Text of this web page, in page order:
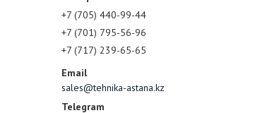
+7 (705) 440-99-44
+7 (701) 795-56-96
+7 (717) 239-65-65
sales@tehnika-astana.kz